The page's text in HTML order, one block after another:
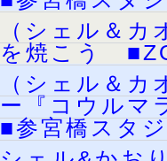
（シェル＆
を焼こう
（シェル＆
ー『コウル
■参宮橋スタ